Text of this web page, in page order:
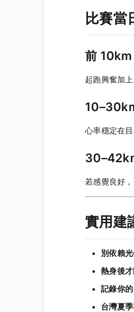
比賽當
前
起跑興奮加
心率穩定在
若感覺良好
實用建
別依賴
熱身後
記錄你
台灣夏